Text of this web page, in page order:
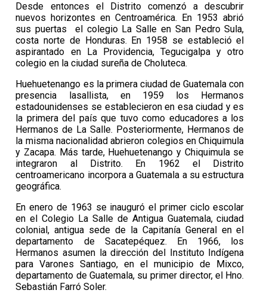
Desde entonces el Distrito comenzó a descubrir
nuevos horizontes en Centroamérica. En 1953 abrió
sus puertas el colegio La Salle en San Pedro Sula,
costa norte de Honduras. En 1958 se estableció el
aspirantado en La Providencia, Tegucigalpa y otro
colegio en la ciudad sureña de Choluteca.
Huehuetenango es la primera ciudad de Guatemala con
presencia lasallista, en 1959 los Hermanos
estadounidenses se establecieron en esa ciudad y es
la primera del país que tuvo como educadores a los
Hermanos de La Salle. Posteriormente, Hermanos de
la misma nacionalidad abrieron colegios en Chiquimula
y Zacapa. Más tarde, Huehuetenango y Chiquimula se
integraron al Distrito. En 1962 el Distrito
centroamericano incorpora a Guatemala a su estructura
geográfica.
En enero de 1963 se inauguró el primer ciclo escolar
en el Colegio La Salle de Antigua Guatemala, ciudad
colonial, antigua sede de la Capitanía General en el
departamento de Sacatepéquez. En 1966, los
Hermanos asumen la dirección del Instituto Indígena
para Varones Santiago, en el municipio de Mixco,
departamento de Guatemala, su primer director, el Hno.
Sebastián Farró Soler.